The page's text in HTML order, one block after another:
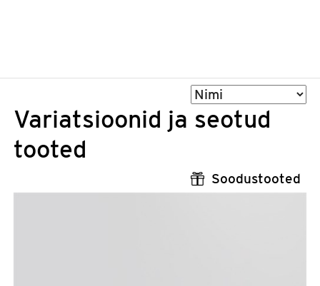
Sorteeri
Variatsioonid ja seotud
tooted
Soodustooted